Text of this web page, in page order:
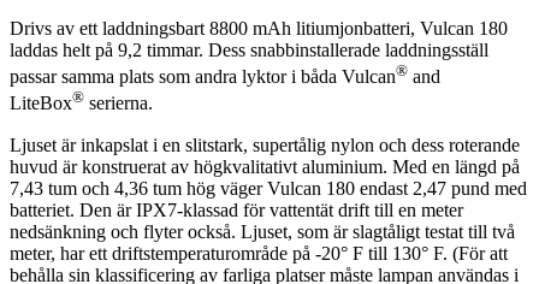
Drivs av ett laddningsbart 8800 mAh litiumjonbatteri, Vulcan 180
laddas helt på 9,2 timmar. Dess snabbinstallerade laddningsställ
passar samma plats som andra lyktor i båda Vulcan® and
LiteBox® serierna.
Ljuset är inkapslat i en slitstark, supertålig nylon och dess roterande
huvud är konstruerat av högkvalitativt aluminium. Med en längd på
7,43 tum och 4,36 tum hög väger Vulcan 180 endast 2,47 pund med
batteriet. Den är IPX7-klassad för vattentät drift till en meter
nedsänkning och flyter också. Ljuset, som är slagtåligt testat till två
meter, har ett driftstemperaturområde på -20° F till 130° F. (För att
behålla sin klassificering av farliga platser måste lampan användas i